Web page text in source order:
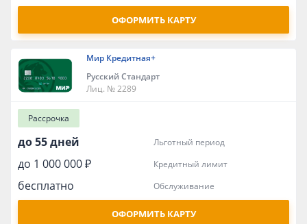
ОФОРМИТЬ КАРТУ
Мир Кредитная+
Русский Стандарт
Лиц. № 2289
Рассрочка
до 55 дней льготный период
до 1 000 000 ₽ кредитный лимит
бесплатно обслуживание
ОФОРМИТЬ КАРТУ